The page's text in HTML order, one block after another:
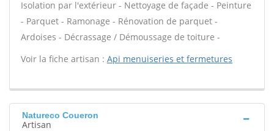
Isolation par l'extérieur - Nettoyage de façade - Peinture
- Parquet - Ramonage - Rénovation de parquet -
Ardoises - Décrassage / Démoussage de toiture -
Voir la fiche artisan : Api menuiseries et fermetures
Natureco Coueron
Artisan